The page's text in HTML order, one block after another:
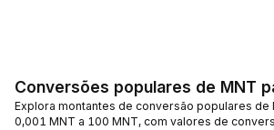
Conversões populares de MNT
Explora montantes de conversão populares de
0,001 MNT a 100 MNT, com valores de